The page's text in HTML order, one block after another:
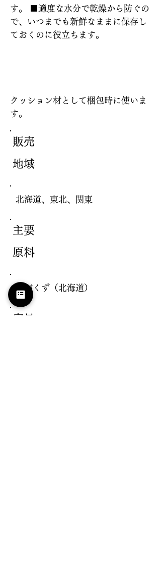
す。 ■適度な水分で乾燥から防ぐの
で、いつまでも新鮮なままに保存し
ておくのに役立ちます。
クッション材として梱包時に使いま
す。
販売
地域
北海道、東北、関東
主要
原料
おがくず（北海道）
容量